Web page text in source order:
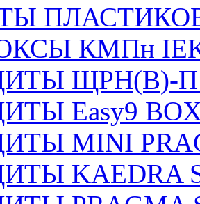
КМПн
ЩРН(В)-П
Easy9 BOX
MINI
KAEDRA